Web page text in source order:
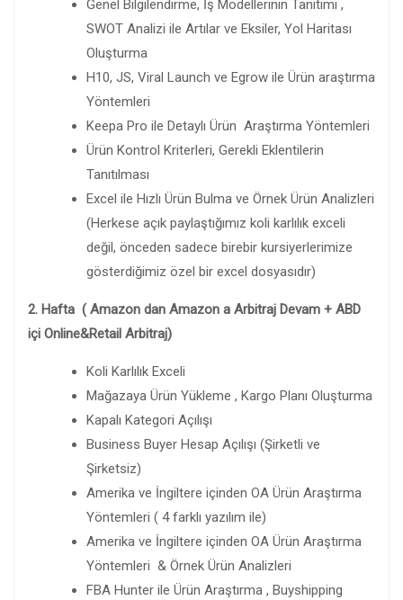
Genel Bilgilendirme, İş Modellerinin Tanıtımı ,
SWOT Analizi ile Artılar ve Eksiler, Yol Haritası
Oluşturma
H10, JS, Viral Launch ve Egrow ile Ürün araştırma
Yöntemleri
Keepa Pro ile Detaylı Ürün Araştırma Yöntemleri
Ürün Kontrol Kriterleri, Gerekli Eklentilerin
Tanıtılması
Excel ile Hızlı Ürün Bulma ve Örnek Ürün Analizleri
(Herkese açık paylaştığımız koli karlılık exceli
değil, önceden sadece birebir kursiyerlerimize
gösterdiğimiz özel bir excel dosyasıdır)
2. Hafta ( Amazon dan Amazon a Arbitraj Devam + ABD
içi Online&Retail Arbitraj)
Koli Karlılık Exceli
Mağazaya Ürün Yükleme , Kargo Planı Oluşturma
Kapalı Kategori Açılışı
Business Buyer Hesap Açılışı (Şirketli ve
Şirketsiz)
Amerika ve İngiltere içinden OA Ürün Araştırma
Yöntemleri ( 4 farklı yazılım ile)
Amerika ve İngiltere içinden OA Ürün Araştırma
Yöntemleri & Örnek Ürün Analizleri
FBA Hunter ile Ürün Araştırma , Buyshipping